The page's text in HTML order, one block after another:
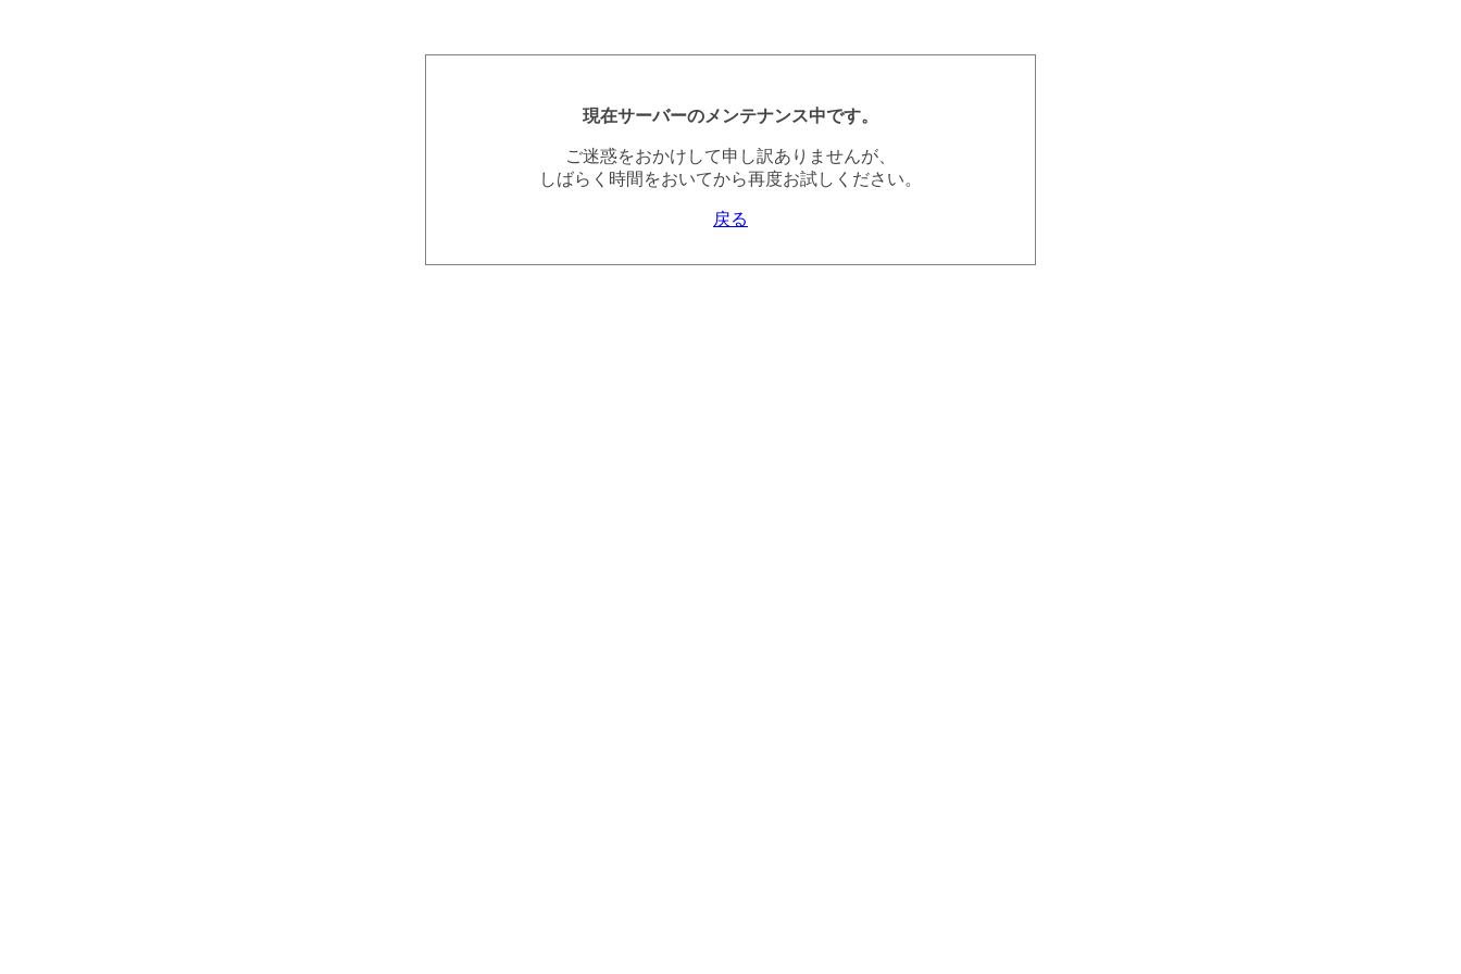
現在サーバーのメンテナンス中です。
ご迷惑をおかけして申し訳ありませんが、
しばらく時間をおいてから再度お試しください。
戻る